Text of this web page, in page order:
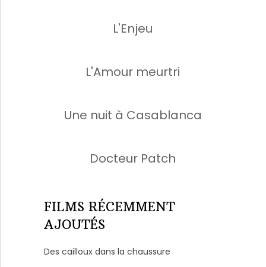
L'Enjeu
L'Amour meurtri
Une nuit à Casablanca
Docteur Patch
FILMS RÉCEMMENT
AJOUTÉS
Des cailloux dans la chaussure